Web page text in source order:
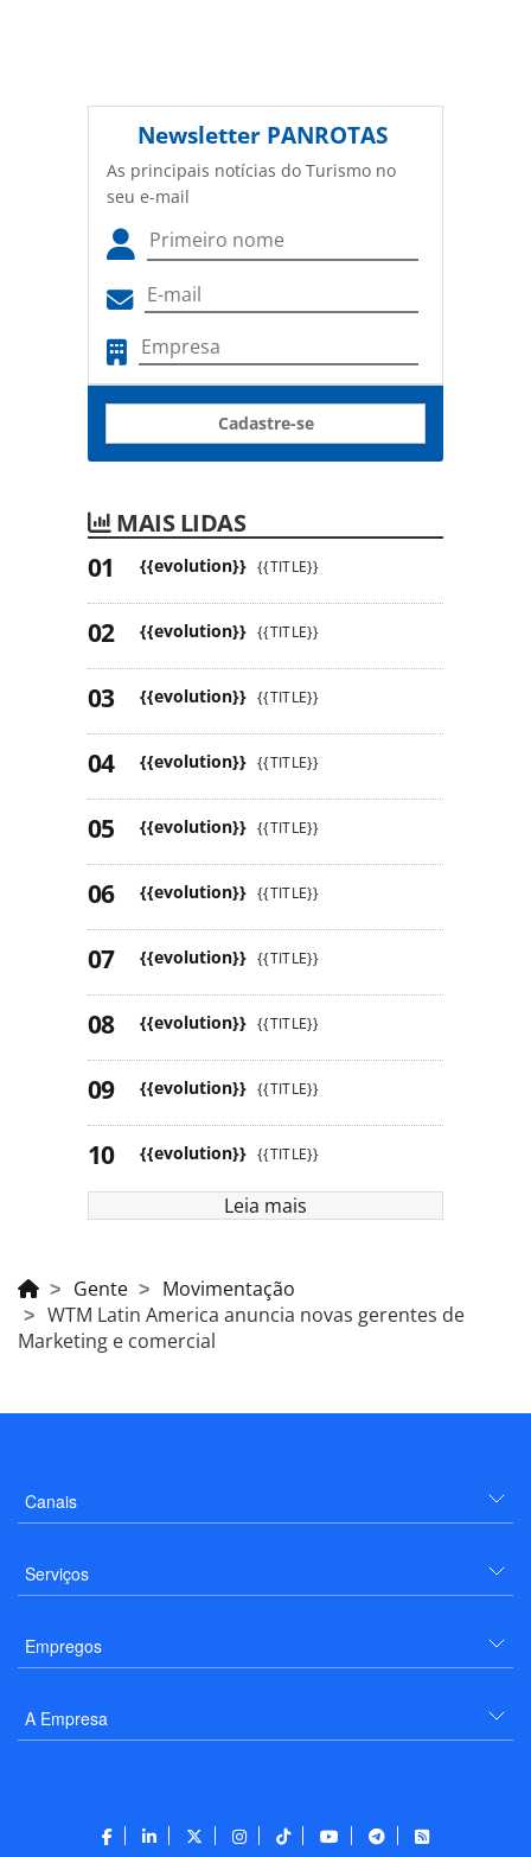
Newsletter PANROTAS
As principais notícias do Turismo no
seu e-mail
Cadastre-se
MAIS LIDAS
{{evolution}} {{TITLE}}
{{evolution}} {{TITLE}}
{{evolution}} {{TITLE}}
{{evolution}} {{TITLE}}
{{evolution}} {{TITLE}}
{{evolution}} {{TITLE}}
{{evolution}} {{TITLE}}
{{evolution}} {{TITLE}}
{{evolution}} {{TITLE}}
{{evolution}} {{TITLE}}
Leia mais
Gente
Movimentação
WTM Latin America anuncia novas gerentes de
Marketing e comercial
Canais
Serviços
Empregos
A Empresa